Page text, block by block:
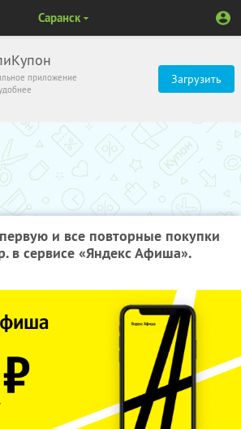
приложение
Загрузить
Саранск
и все повторные покупки
в сервисе «Яндекс Афиша».